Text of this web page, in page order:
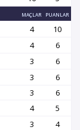
MAÇLAR PUANLAR
4
10
4
6
3
6
3
6
3
6
4
5
3
4